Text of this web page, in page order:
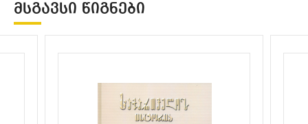
ᲛᲡᲒᲐᲕᲡᲘ ᲬᲘᲒᲜᲔᲑᲘ